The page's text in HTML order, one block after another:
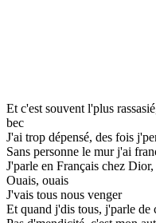
Et c'est souvent l'plus
bec
J'ai trop dépensé, des fois
Sans personne le mur j'ai
J'parle en Français chez
Ouais, ouais
J'vais tous nous venger
Et quand j'dis tous, j'parle